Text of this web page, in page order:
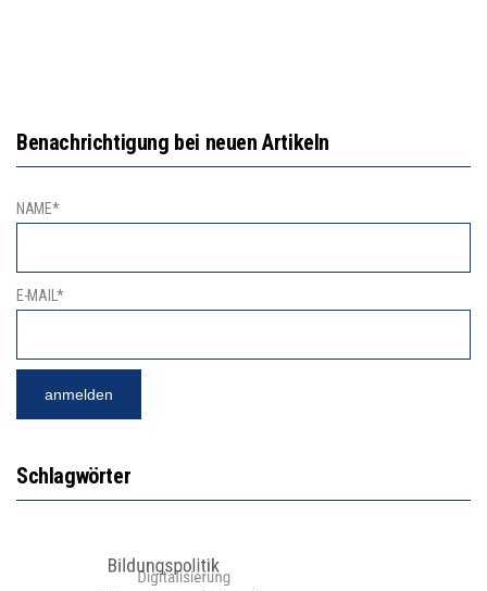
Benachrichtigung bei neuen Artikeln
NAME*
E-MAIL*
Schlagwörter